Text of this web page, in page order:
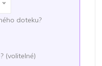
doteku?
(volitelné)